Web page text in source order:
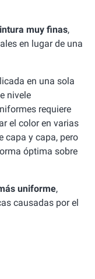
muy finas,
en lugar de una
en una sola
nivele
requiere
el color en varias
capa y capa, pero
óptima sobre
uniforme,
causadas por el